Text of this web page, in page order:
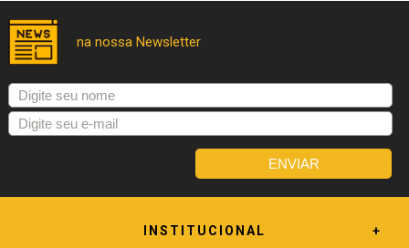
INSTITUCIONAL